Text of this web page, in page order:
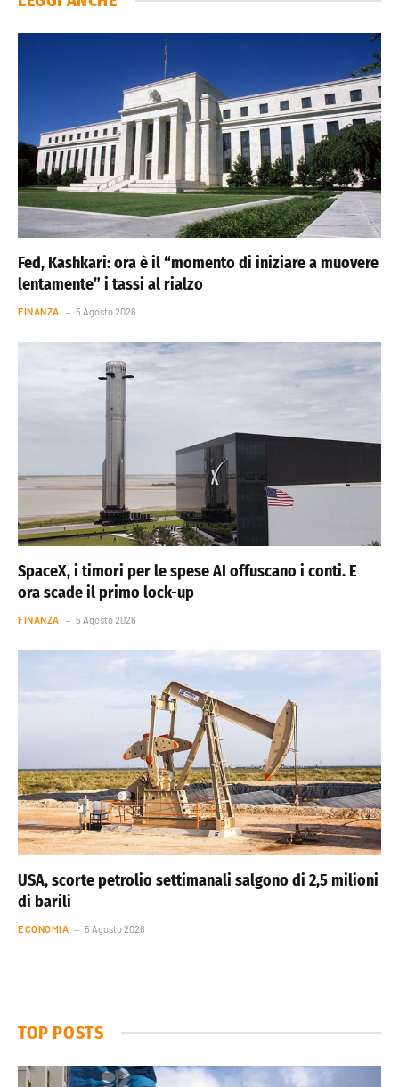
Fed, Kashkari: ora è il “momento di iniziare a muovere
lentamente” i tassi al rialzo
FINANZA 5 Agosto 2026
SpaceX, i timori per le spese AI offuscano i conti. E
ora scade il primo lock-up
FINANZA 5 Agosto 2026
USA, scorte petrolio settimanali salgono di 2,5 milioni
di barili
ECONOMIA 5 Agosto 2026
TOP POSTS